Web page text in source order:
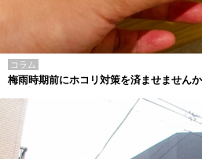
コラム
梅雨時期前にホコリ対策を済ませませんか